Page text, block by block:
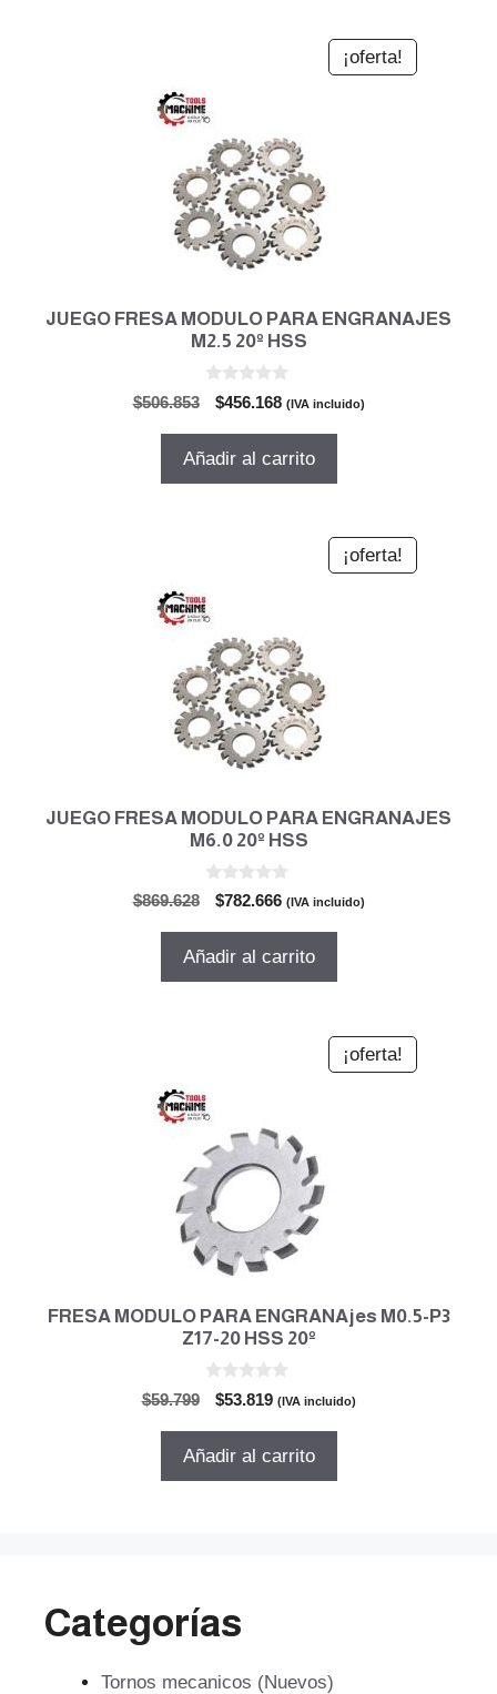
¡oferta!
JUEGO FRESA MODULO PARA ENGRANAJES
M2.5 20º HSS
$506.853
El
original
$456.168El
actual
(IVA incluido)
Añadir al carrito
¡oferta!
JUEGO FRESA MODULO PARA ENGRANAJES
M6.0 20º HSS
$869.628
El
original
$782.666El
actual
(IVA incluido)
Añadir al carrito
¡oferta!
FRESA MODULO PARA ENGRANAjes M0.5-P3
Z17-20 HSS 20º
$59.799
El
original
$53.819El
actual
(IVA incluido)
Añadir al carrito
Categorías
Tornos mecanicos (Nuevos)